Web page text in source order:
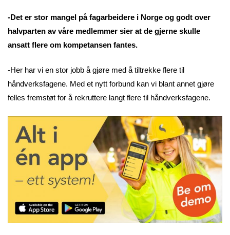
-Det er stor mangel på fagarbeidere i Norge og godt over
halvparten av våre medlemmer sier at de gjerne skulle
ansatt flere om kompetansen fantes.
-Her har vi en stor jobb å gjøre med å tiltrekke flere til
håndverksfagene. Med et nytt forbund kan vi blant annet gjøre
felles fremstøt for å rekruttere langt flere til håndverksfagene.